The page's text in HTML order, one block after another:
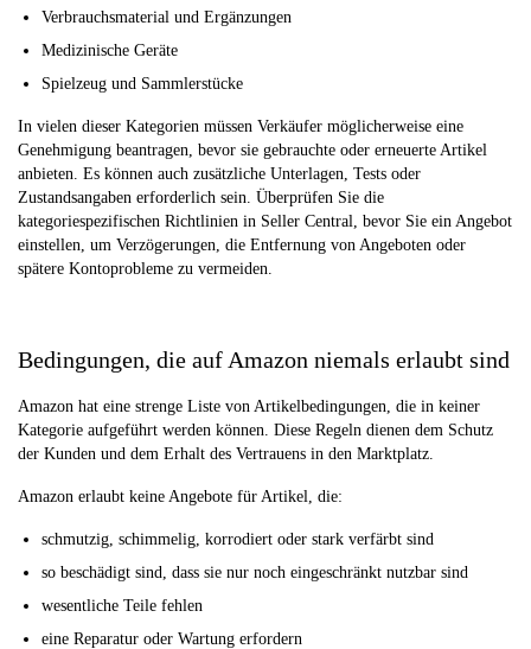
Verbrauchsmaterial und Ergänzungen
Medizinische Geräte
Spielzeug und Sammlerstücke
In vielen dieser Kategorien müssen Verkäufer möglicherweise eine
Genehmigung beantragen, bevor sie gebrauchte oder erneuerte Artikel
anbieten. Es können auch zusätzliche Unterlagen, Tests oder
Zustandsangaben erforderlich sein. Überprüfen Sie die
kategoriespezifischen Richtlinien in Seller Central, bevor Sie ein Angebot
einstellen, um Verzögerungen, die Entfernung von Angeboten oder
spätere Kontoprobleme zu vermeiden.
Bedingungen, die auf Amazon niemals erlaubt sind
Amazon hat eine strenge Liste von Artikelbedingungen, die in keiner
Kategorie aufgeführt werden können. Diese Regeln dienen dem Schutz
der Kunden und dem Erhalt des Vertrauens in den Marktplatz.
Amazon erlaubt keine Angebote für Artikel, die:
schmutzig, schimmelig, korrodiert oder stark verfärbt sind
so beschädigt sind, dass sie nur noch eingeschränkt nutzbar sind
wesentliche Teile fehlen
eine Reparatur oder Wartung erfordern